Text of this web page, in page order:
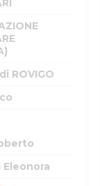
ROVIGO